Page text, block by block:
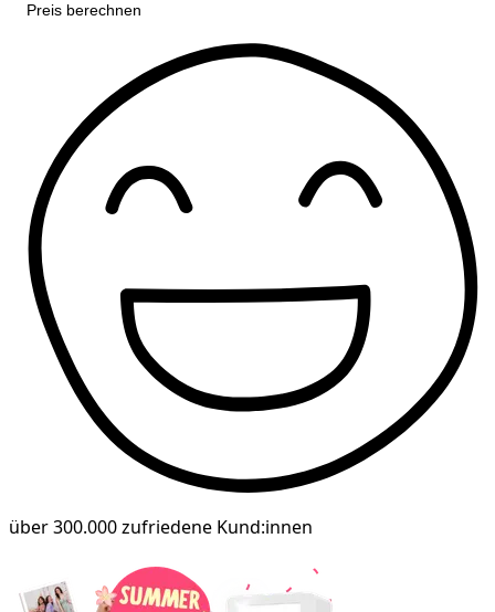
Preis berechnen
über 300.000 zufriedene Kund:innen